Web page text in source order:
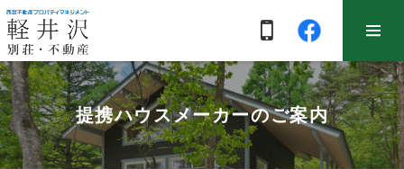
提携ハウスメーカーのご案内